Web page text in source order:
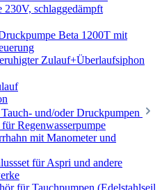
230V, schlaggedämpft
Beta 1200T mit
Zulauf+Überlaufsiphon
und/oder Druckpumpen
Regenwasserpumpe
mit Manometer und
für Aspri und andere
für Tauchpumpen (Edelstahlseil